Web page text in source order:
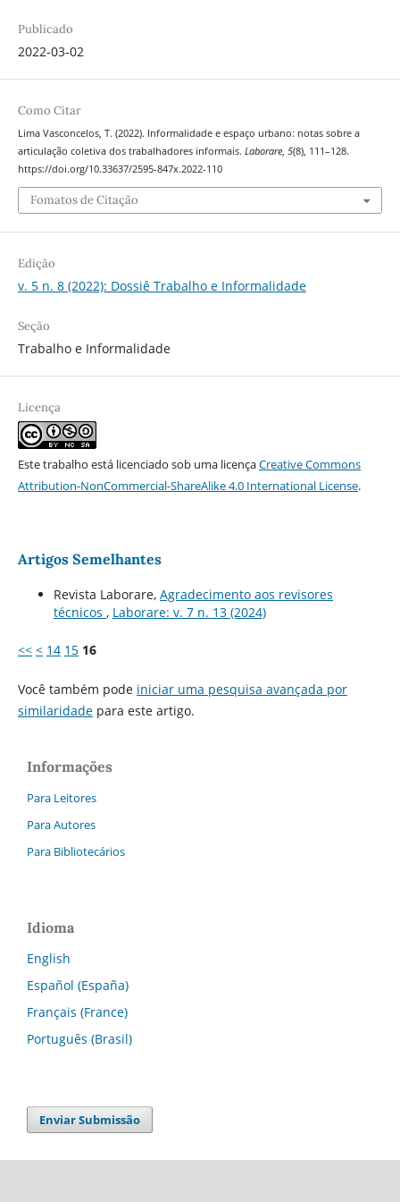
Publicado
2022-03-02
Como Citar
Lima Vasconcelos, T. (2022). Informalidade e espaço urbano: notas sobre a
articulação coletiva dos trabalhadores informais. Laborare, 5(8), 111–128.
https://doi.org/10.33637/2595-847x.2022-110
Fomatos de Citação
Edição
v. 5 n. 8 (2022): Dossiê Trabalho e Informalidade
Seção
Trabalho e Informalidade
Licença
Este trabalho está licenciado sob uma licençaCreative Commons
Attribution-NonCommercial-ShareAlike 4.0 International License.
Artigos Semelhantes
Revista Laborare, Agradecimento aos revisores
técnicos , Laborare: v. 7 n. 13 (2024)
<< < 14 15 16
Você também pode iniciar uma pesquisa avançada por
similaridadepara este artigo.
Informações
Para Leitores
Para Autores
Para Bibliotecários
Idioma
English
Español (España)
Français (France)
Português (Brasil)
Enviar Submissão